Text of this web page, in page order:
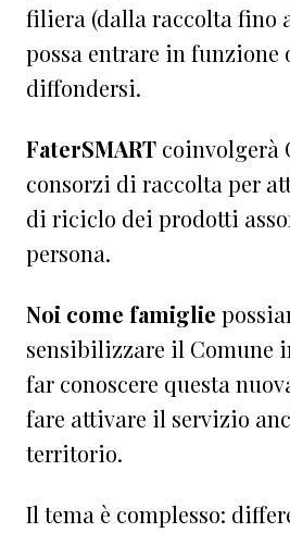
filiera (dalla raccolta fino
possa entrare in funzione
diffondersi.
FaterSMART coinvolgerà
consorzi di raccolta per
di riciclo dei prodotti
persona.
Noi come famiglie
sensibilizzare il Comune
far conoscere questa
fare attivare il servizio
territorio.
Il tema è complesso: